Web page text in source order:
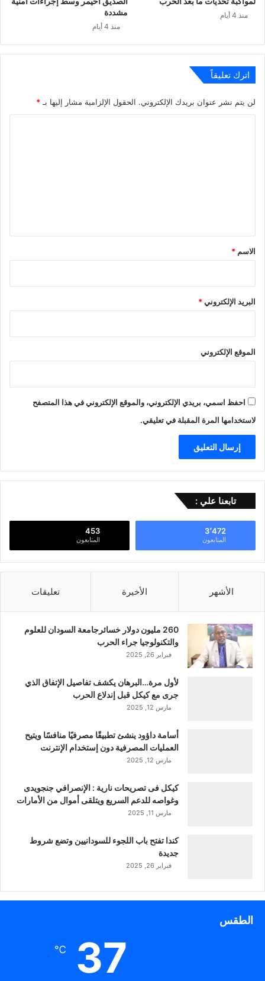
منذ 4 أيام
مشددة
منذ 4 أيام
اترك تعليقاً
لن يتم نشر عنوان بريدك الإلكتروني. الحقول الإلزامية مشار إليها بـ*
*
الاسم *
البريد الإلكتروني*
الموقع الإلكتروني
احفظ اسمي، بريدي الإلكتروني، والموقع الإلكتروني في هذا المتصفح
لاستخدامها المرة المقبلة في تعليقي.
تابعنا علي :
3٬472
المتابعون
453
المتابعون
الأشهر الأخيرة تعليقات
260 مليون دولار خسائرجامعة السودان للعلوم
والتكنولوجيا جراء الحرب
فبراير 26, 2025
لأول مرة…البرهان يكشف تفاصيل الإتفاق الذي
جرى مع كيكل قبل إندلاع الحرب
مارس 12, 2025
أسامة داؤود ينشئ تطبيقًا مصرفيًا منافسًا ويتيح
العمليات المصرفية دون إستخدام الإنترنت
مارس 12, 2025
كيكل فى تصريحات نارية : الإنصرافي جنجويدى
وغواصه للدعم السريع ويتلقى أموال من الأمارات
مارس 11, 2025
كندا تفتح باب اللجوء للسودانيين وتضع شروط
جديدة
فبراير 26, 2025
الطقس
37
℃